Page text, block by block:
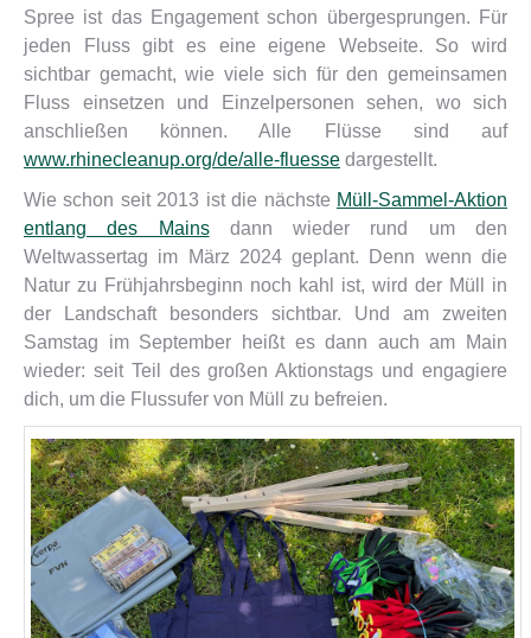
Spree ist das Engagement schon übergesprungen. Für
jeden Fluss gibt es eine eigene Webseite. So wird
sichtbar gemacht, wie viele sich für den gemeinsamen
Fluss einsetzen und Einzelpersonen sehen, wo sich
anschließen können. Alle Flüsse sind auf
www.rhinecleanup.org/de/alle-fluesse dargestellt.
Wie schon seit 2013 ist die nächste Müll-Sammel-Aktion
entlang des Mainsdann wieder rund um den
Weltwassertag im März 2024 geplant. Denn wenn die
Natur zu Frühjahrsbeginn noch kahl ist, wird der Müll in
der Landschaft besonders sichtbar. Und am zweiten
Samstag im September heißt es dann auch am Main
wieder: seit Teil des großen Aktionstags und engagiere
dich, um die Flussufer von Müll zu befreien.